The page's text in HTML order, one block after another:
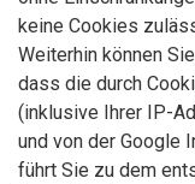
keine Cookies
Weiterhin können
dass die durch
(inklusive Ihrer IP-
und von der Google
führt Sie zu dem